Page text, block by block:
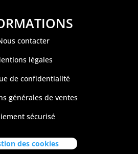
contacter
légales
de confidentialité
générales de ventes
sécurisé
des cookies